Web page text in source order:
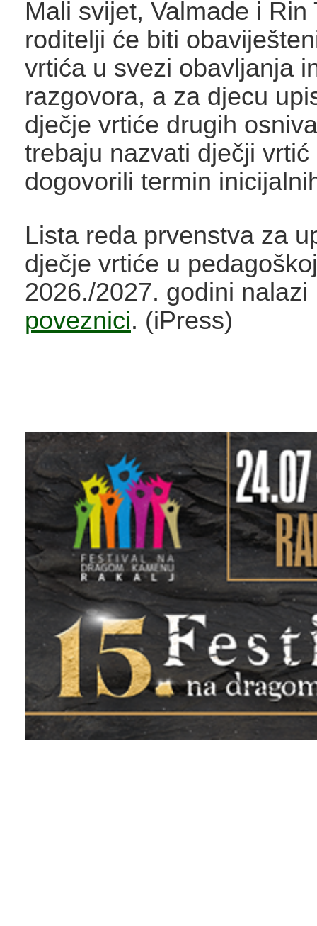
Mali svijet, Valmade i Rin
roditelji će biti
vrtića u svezi obavljanja
razgovora, a za djecu
dječje vrtiće drugih
trebaju nazvati dječji vrtić
dogovorili termin
Lista reda prvenstva za
dječje vrtiće u
2026./2027. godini
poveznici. (iPress)